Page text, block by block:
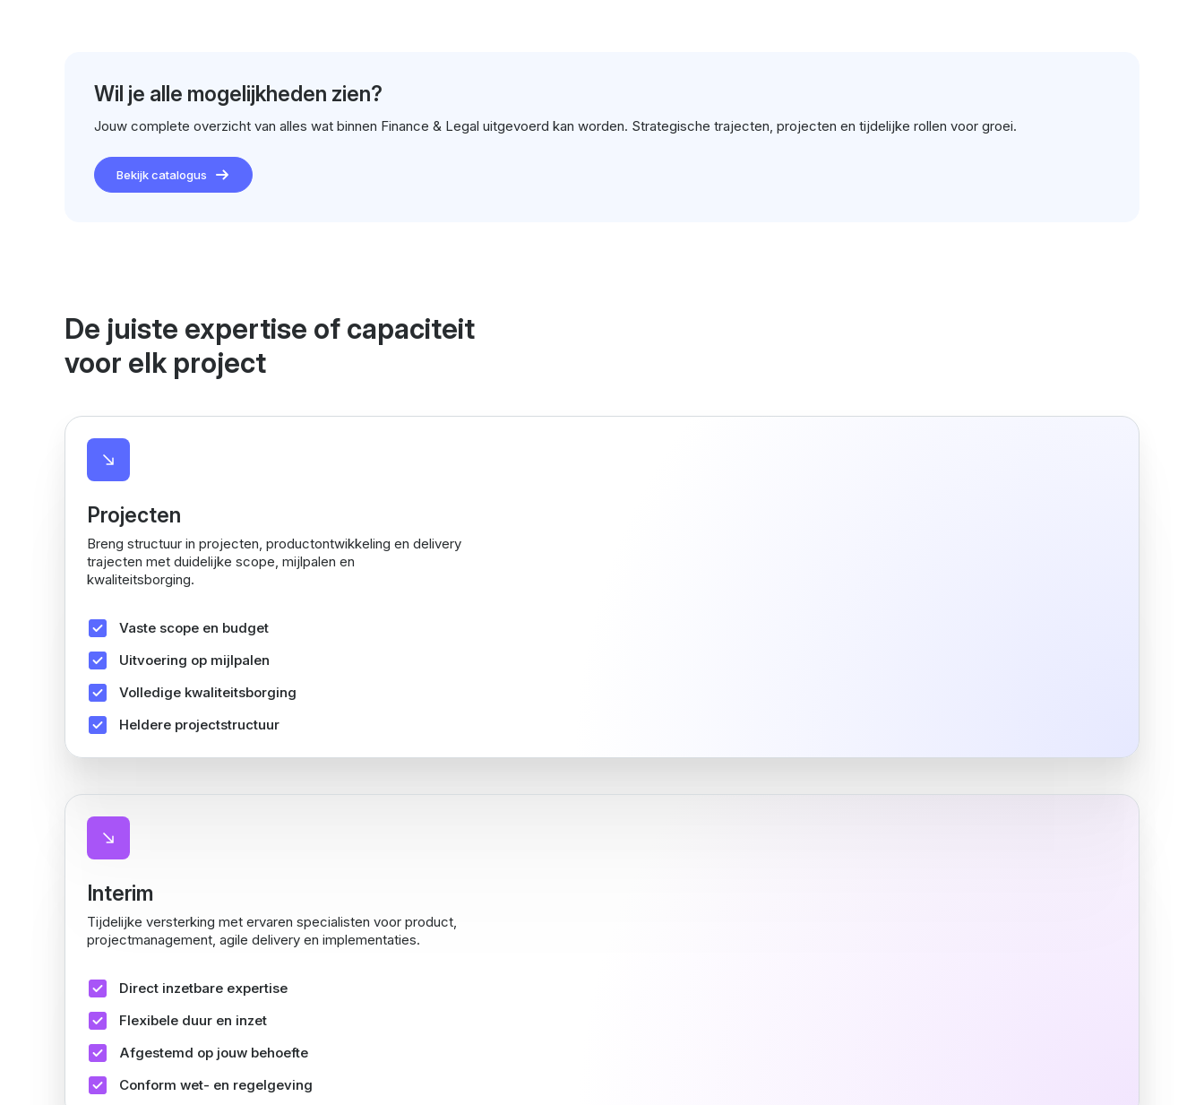
Wil je alle mogelijkheden zien?
Jouw complete overzicht van alles wat binnen Finance & Legal uitgevoerd kan worden. Strategische trajecten, projecten en tijdelijke rollen voor groei.
Bekijk catalogus
De juiste expertise of capaciteit
voor elk project
Projecten
Breng structuur in projecten, productontwikkeling en delivery
trajecten met duidelijke scope, mijlpalen en
kwaliteitsborging.
Vaste scope en budget
Uitvoering op mijlpalen
Volledige kwaliteitsborging
Heldere projectstructuur
Interim
Tijdelijke versterking met ervaren specialisten voor product,
projectmanagement, agile delivery en implementaties.
Direct inzetbare expertise
Flexibele duur en inzet
Afgestemd op jouw behoefte
Conform wet- en regelgeving